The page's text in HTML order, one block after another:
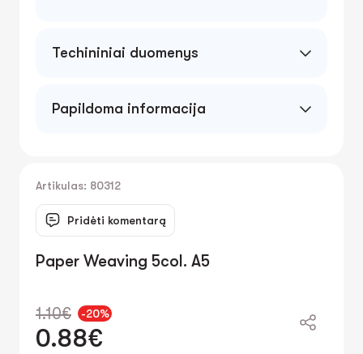
Techininiai duomenys
Papildoma informacija
Artikulas: 80312
Pridėti komentarą
Paper Weaving 5col. A5
1.10€ -20%
0.88€